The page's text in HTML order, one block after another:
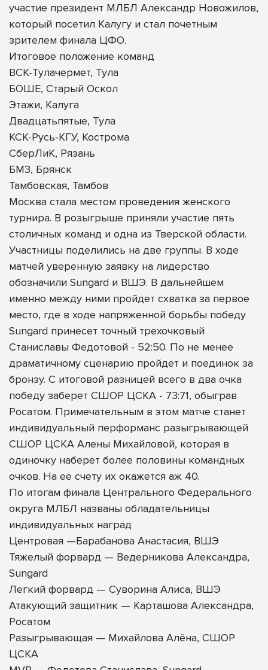
участие президент МЛБЛ Александр Новожилов,
который посетил Калугу и стал почетным
зрителем финала ЦФО.
Итоговое положение команд
ВСК-Тулачермет, Тула
БОШЕ, Старый Оскол
Этажи, Калуга
Двадцатьпятые, Тула
КСК-Русь-КГУ, Кострома
СберЛиК, Рязань
БМЗ, Брянск
Тамбовская, Тамбов
Москва стала местом проведения женского
турнира. В розыгрыше приняли участие пять
столичных команд и одна из Тверской области.
Участницы поделились на две группы. В ходе
матчей уверенную заявку на лидерство
обозначили Sungard и ВШЭ. В дальнейшем
именно между ними пройдет схватка за первое
место, где в ходе напряженной борьбы победу
Sungard принесет точный трехочковый
Станиславы Федотовой - 52:50. По не менее
драматичному сценарию пройдет и поединок за
бронзу. С итоговой разницей всего в два очка
победу заберет СШОР ЦСКА - 73:71, обыграв
Росатом. Примечательным в этом матче станет
индивидуальный перформанс разыгрывающей
СШОР ЦСКА Алены Михайловой, которая в
одиночку наберет более половины командных
очков. На ее счету их окажется аж 40.
По итогам финала Центрального Федерального
округа МЛБЛ названы обладательницы
индивидуальных наград
Центровая —Барабанова Анастасия, ВШЭ
Тяжелый форвард — Ведерникова Александра,
Sungard
Легкий форвард — Суворина Алиса, ВШЭ
Атакующий защитник — Карташова Александра,
Росатом
Разыгрывающая — Михайлова Алёна, СШОР
ЦСКА